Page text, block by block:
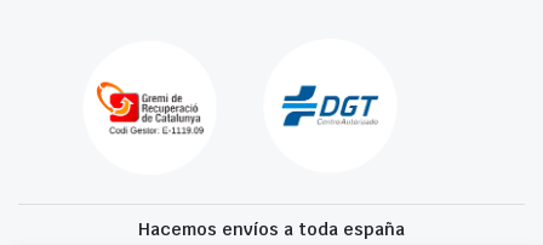
Hacemos envíos a toda españa